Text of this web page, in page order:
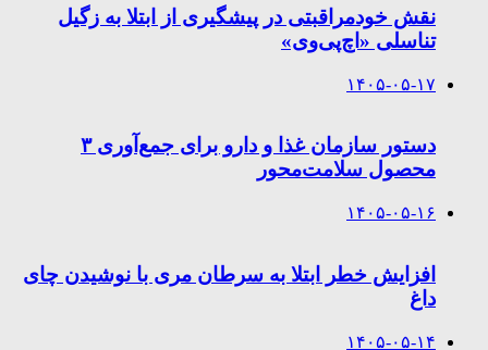
نقش خودمراقبتی در پیشگیری از ابتلا به زگیل
تناسلی «اچ‌پی‌وی»
۱۴۰۵-۰۵-۱۷
دستور سازمان غذا و دارو برای جمع‌آوری ۳
محصول سلامت‌محور
۱۴۰۵-۰۵-۱۶
افزایش خطر ابتلا به سرطان مری با نوشیدن چای
داغ
۱۴۰۵-۰۵-۱۴